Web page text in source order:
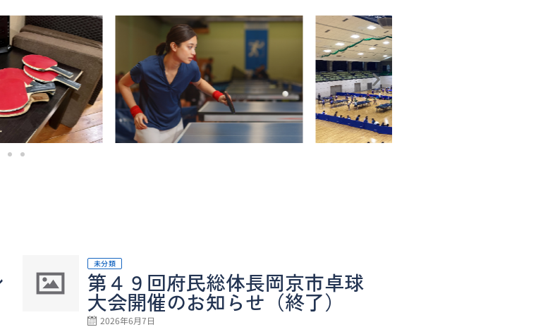
未分類
第４９回府民総体長岡京市卓球
大会開催のお知らせ（終了）
2026年6月7日